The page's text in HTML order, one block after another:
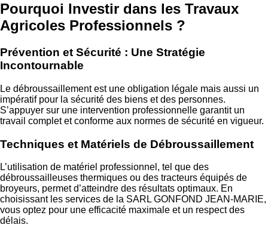
Pourquoi Investir dans les Travaux
Agricoles Professionnels ?
Prévention et Sécurité : Une Stratégie
Incontournable
Le débroussaillement est une obligation légale mais aussi un
impératif pour la sécurité des biens et des personnes.
S’appuyer sur une intervention professionnelle garantit un
travail complet et conforme aux normes de sécurité en vigueur.
Techniques et Matériels de Débroussaillement
L’utilisation de matériel professionnel, tel que des
débroussailleuses thermiques ou des tracteurs équipés de
broyeurs, permet d’atteindre des résultats optimaux. En
choisissant les services de la SARL GONFOND JEAN-MARIE,
vous optez pour une efficacité maximale et un respect des
délais.